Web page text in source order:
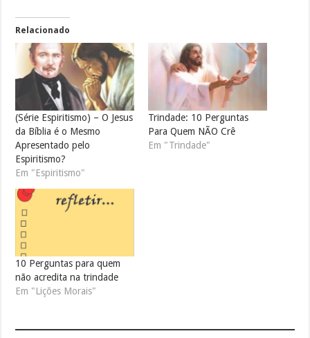
Relacionado
(Série Espiritismo) – O Jesus
da Bíblia é o Mesmo
Apresentado pelo
Espiritismo?
Em "Espiritismo"
Trindade: 10 Perguntas
Para Quem NÃO Crê
Em "Trindade"
10 Perguntas para quem
não acredita na trindade
Em "Lições Morais"